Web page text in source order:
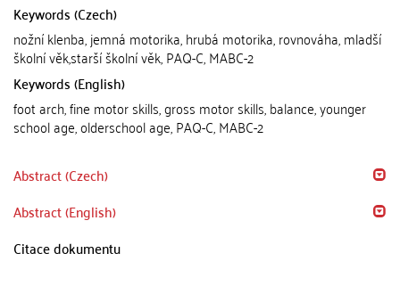
Keywords (Czech)
nožní klenba, jemná motorika, hrubá motorika, rovnováha, mladší
školní věk,starší školní věk, PAQ-C, MABC-2
Keywords (English)
foot arch, fine motor skills, gross motor skills, balance, younger
school age, olderschool age, PAQ-C, MABC-2
Abstract (Czech)
Abstract (English)
Citace dokumentu